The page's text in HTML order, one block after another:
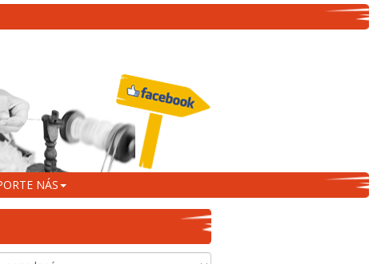
NÁS